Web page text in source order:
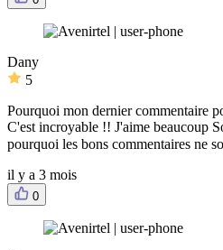
Dany
5
Pourquoi mon dernier commentaire
C'est incroyable !! J'aime beaucoup
pourquoi les bons commentaires ne
il y a 3 mois
0